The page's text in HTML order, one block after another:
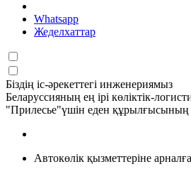
Whatsapp
Жеделхаттар
Біздің іс-әрекеттегі инженериямыз
Беларуссияның ең ірі көліктік-
"Прилесье"үшін еден
Автокөлік қызметтеріне